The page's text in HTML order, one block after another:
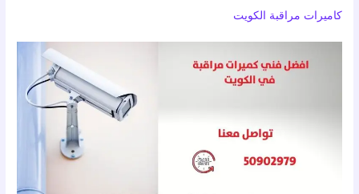
كاميرات مراقبة الكويت